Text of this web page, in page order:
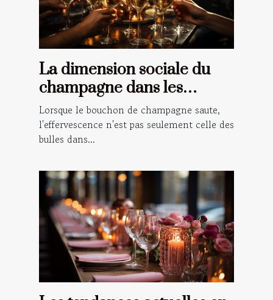
La dimension sociale du
champagne dans les
célébrations et les rituels
Lorsque le bouchon de champagne saute,
l'effervescence n'est pas seulement celle des
bulles dans...